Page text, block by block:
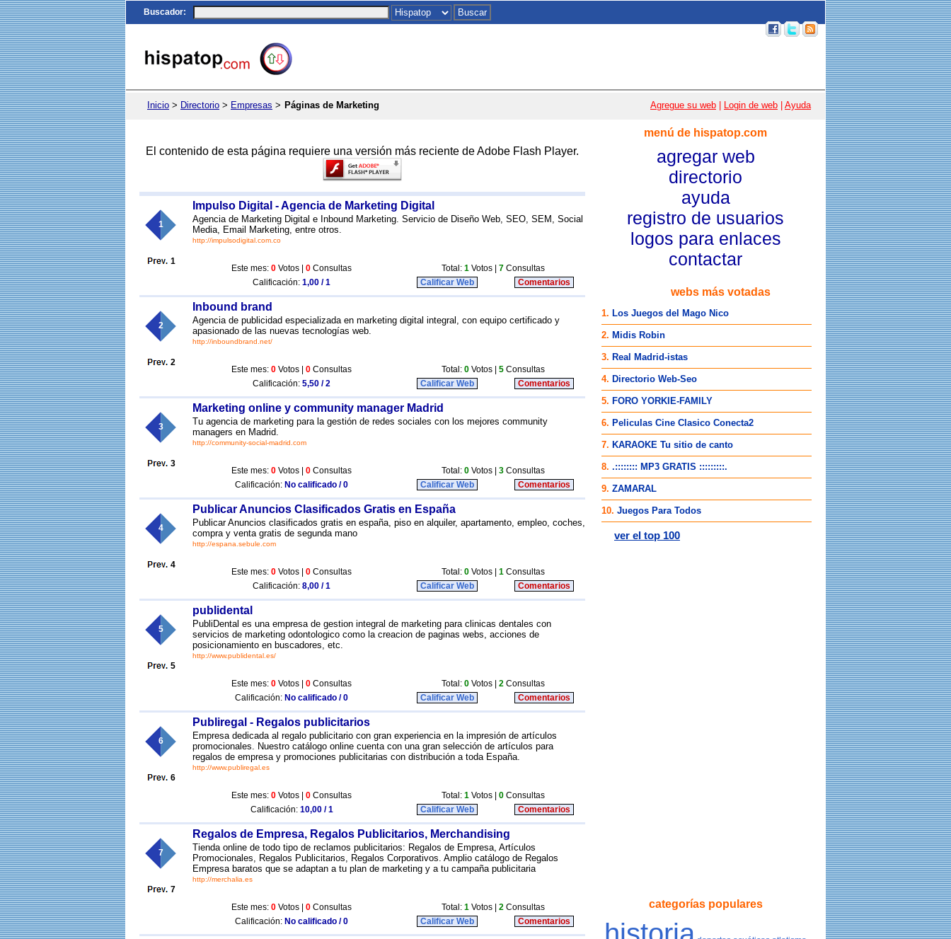
Buscador:
Inicio > Directorio > Empresas > Páginas de Marketing Agregue su web Login de web Ayuda
El contenido de esta página requiere una versión más reciente de Adobe Flash Player.
1
1
Impulso Digital - Agencia de Marketing Digital
Agencia de Marketing Digital e Inbound Marketing. Servicio de Diseño Web, SEO, SEM, Social
Media, Email Marketing, entre otros.
http://impulsodigital.com.co
Este mes: 0 Votos | 0 Consultas Total: 1 Votos | 7 Consultas
Calificación: 1,00 / 1 Calificar Web Comentarios
2
2
Inbound brand
Agencia de publicidad especializada en marketing digital integral, con equipo certificado y
apasionado de las nuevas tecnologías web.
http://inboundbrand.net/
Este mes: 0 Votos | 0 Consultas Total: 0 Votos | 5 Consultas
Calificación: 5,50 / 2 Calificar Web Comentarios
3
3
Marketing online y community manager Madrid
Tu agencia de marketing para la gestión de redes sociales con los mejores community
managers en Madrid.
http://community-social-madrid.com
Este mes: 0 Votos | 0 Consultas Total: 0 Votos | 3 Consultas
Calificación: No calificado / 0 Calificar Web Comentarios
4
4
Publicar Anuncios Clasificados Gratis en España
Publicar Anuncios clasificados gratis en españa, piso en alquiler, apartamento, empleo, coches,
compra y venta gratis de segunda mano
http://espana.sebule.com
Este mes: 0 Votos | 0 Consultas Total: 0 Votos | 1 Consultas
Calificación: 8,00 / 1 Calificar Web Comentarios
5
5
publidental
PubliDental es una empresa de gestion integral de marketing para clinicas dentales con
servicios de marketing odontologico como la creacion de paginas webs, acciones de
posicionamiento en buscadores, etc.
http://www.publidental.es/
Este mes: 0 Votos | 0 Consultas Total: 0 Votos | 2 Consultas
Calificación: No calificado / 0 Calificar Web Comentarios
6
6
Publiregal - Regalos publicitarios
Empresa dedicada al regalo publicitario con gran experiencia en la impresión de artículos
promocionales. Nuestro catálogo online cuenta con una gran selección de artículos para
regalos de empresa y promociones publicitarias con distribución a toda España.
http://www.publiregal.es
Este mes: 0 Votos | 0 Consultas Total: 1 Votos | 0 Consultas
Calificación: 10,00 / 1 Calificar Web Comentarios
7
7
Regalos de Empresa, Regalos Publicitarios, Merchandising
Tienda online de todo tipo de reclamos publicitarios: Regalos de Empresa, Artículos
Promocionales, Regalos Publicitarios, Regalos Corporativos. Amplio catálogo de Regalos
Empresa baratos que se adaptan a tu plan de marketing y a tu campaña publicitaria
http://merchalia.es
Este mes: 0 Votos | 0 Consultas Total: 1 Votos | 2 Consultas
Calificación: No calificado / 0 Calificar Web Comentarios